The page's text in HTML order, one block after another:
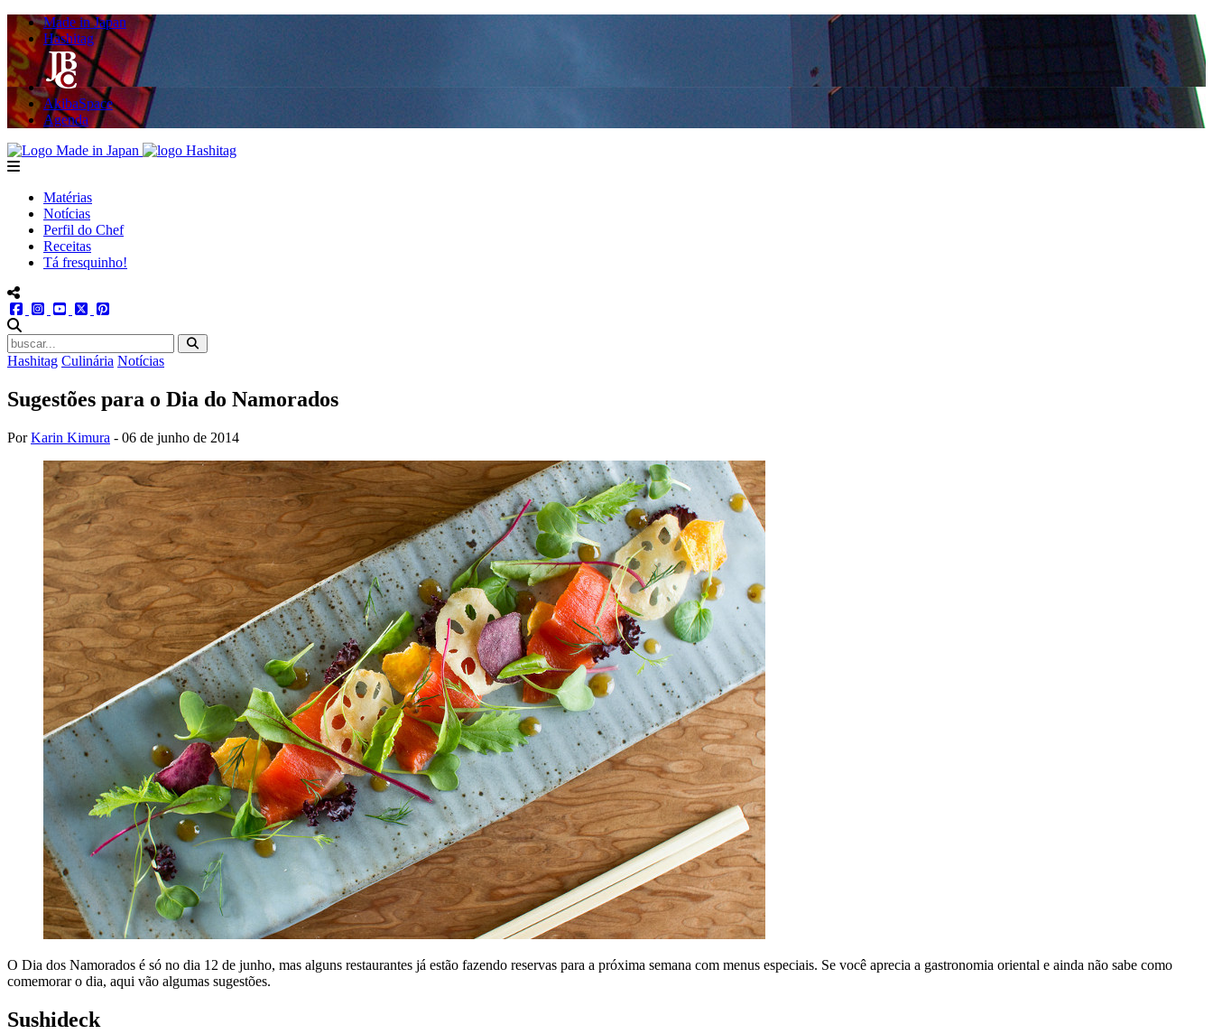
Made in Japan
Hashitag
AkibaSpace
Agenda
Powered By Made in Japan
Hashitag
menu
Matérias
Notícias
Perfil do Chef
Receitas
Tá fresquinho!
menu redes social
facebookinstagram
youtube
twitter
Hashitag Culinária Notícias
Sugestões para o Dia do Namorados
PorKarin Kimura - 06 de junho de 2014
O Dia dos Namorados é só no dia 12 de junho, mas alguns restaurantes já estão fazendo reservas para a próxima semana com menus especiais. Se você aprecia a gastronomia oriental e ainda não sabe como
comemorar o dia, aqui vão algumas sugestões.
Sushideck